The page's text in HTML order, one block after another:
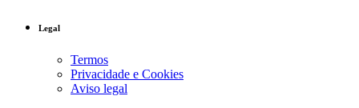
Legal
Termos
Privacidade e Cookies
Aviso legal